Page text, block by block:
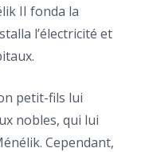
II fonda la
l’électricité et
petit-fils lui
nobles, qui lui
Cependant,